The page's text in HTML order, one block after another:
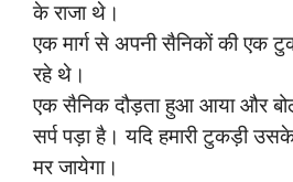
के राजा थे।
एक मार्ग से अपनी सैनिकों की एक
रहे थे।
एक सैनिक दौड़ता हुआ आया और
सर्प पड़ा है। यदि हमारी टुकड़ी
मर जायेगा।